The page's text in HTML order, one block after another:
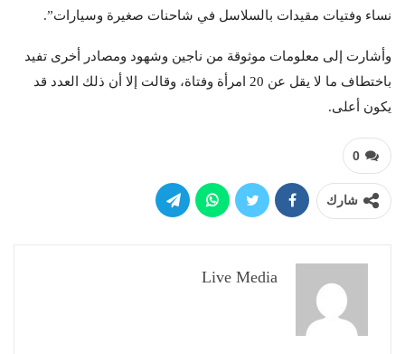
نساء وفتيات مقيدات بالسلاسل في شاحنات صغيرة وسيارات”.
وأشارت إلى معلومات موثوقة من ناجين وشهود ومصادر أخرى تفيد
باختطاف ما لا يقل عن 20 امرأة وفتاة، وقالت إلا أن ذلك العدد قد
يكون أعلى.
0
شارك
Live Media